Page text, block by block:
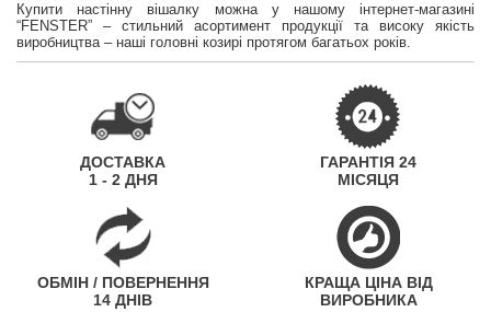
Купити настінну вішалку можна у нашому інтернет-магазині
“FENSTER” – стильний асортимент продукції та високу якість
виробництва – наші головні козирі протягом багатьох років.
ДОСТАВКА
1 - 2 ДНЯ
ГАРАНТІЯ 24
МІСЯЦЯ
ОБМІН / ПОВЕРНЕННЯ
14 ДНІВ
КРАЩА ЦІНА ВІД
ВИРОБНИКА